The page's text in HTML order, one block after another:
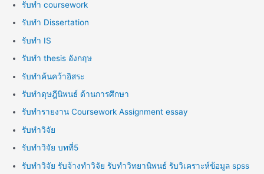
รับทำ coursework
รับทำ Dissertation
รับทำ IS
รับทำ thesis อังกฤษ
รับทำค้นคว้าอิสระ
รับทำดุษฎีนิพนธ์ ด้านการศึกษา
รับทำรายงาน Coursework Assignment essay
รับทำวิจัย
รับทำวิจัย บทที่5
รับทำวิจัย รับจ้างทำวิจัย รับทำวิทยานิพนธ์ รับวิเคราะห์ข้อมูล spss